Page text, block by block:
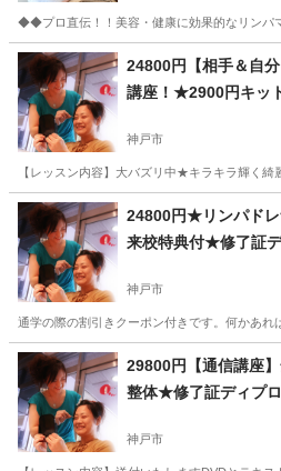
◆◆プロ直伝！！美容・健康に効果的なリン
兵庫 姫路市 マッサージ
24800円【相手＆自
講座！★2900円キッ
神戸市
【レッスン内容】大バズリ中★キラキラ輝く
兵庫 神戸市 その他
24800円★リンパドレ
来校特典付★修了証
校）
神戸市
通学の際の割引きクーポン付きです。何かあ
兵庫 神戸市 マッサージ
29800円【通信講座
整体★修了証ディプ
神戸校）
神戸市